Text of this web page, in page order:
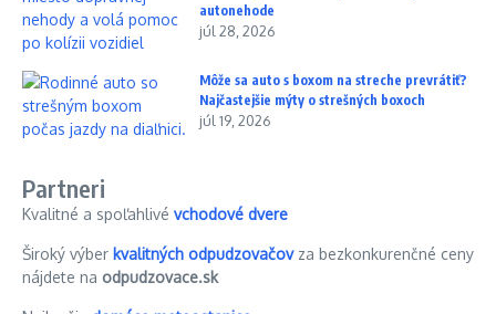
autonehode
júl 28, 2026
Môže sa auto s boxom na streche prevrátiť?
Najčastejšie mýty o strešných boxoch
júl 19, 2026
Partneri
Kvalitné a spoľahlivé vchodové dvere
Široký výber kvalitných odpudzovačovza bezkonkurenčné ceny
nájdete na odpudzovace.sk